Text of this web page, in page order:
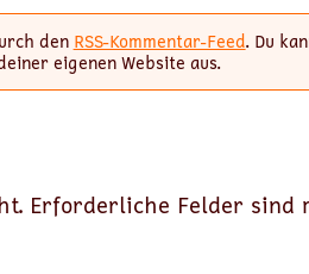
den RSS-Kommentar-Feed. Du
eigenen Website aus.
Erforderliche Felder sind